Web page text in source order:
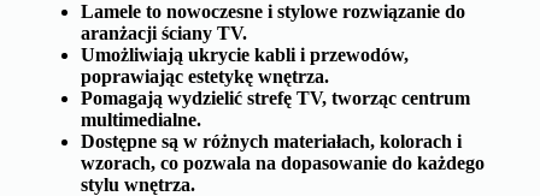
Lamele to nowoczesne i stylowe rozwiązanie do
aranżacji ściany TV.
Umożliwiają ukrycie kabli i przewodów,
poprawiając estetykę wnętrza.
Pomagają wydzielić strefę TV, tworząc centrum
multimedialne.
Dostępne są w różnych materiałach, kolorach i
wzorach, co pozwala na dopasowanie do każdego
stylu wnętrza.